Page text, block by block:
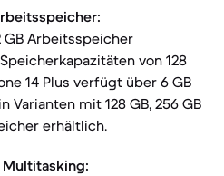
GB Arbeitsspeicher
von 128
14 Plus verfügt über 6 GB
mit 128 GB, 256 GB
erhältlich.